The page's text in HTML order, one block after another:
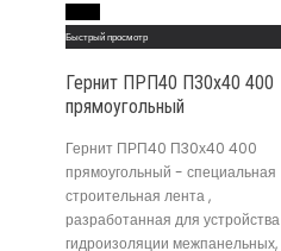
Быстрый просмотр
Гернит ПРП40 П30х40 400
прямоугольный
Гернит ПРП40 П30х40 400
прямоугольный - специальная
строительная лента ,
разработанная для устройства
гидроизоляции межпанельных,